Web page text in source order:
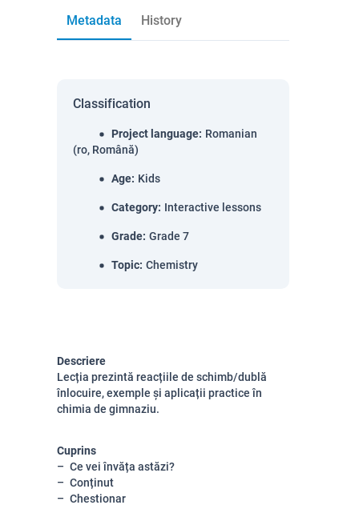
Metadata History
Classification
Project language: Romanian
(ro, Română)
Age: Kids
Category: Interactive lessons
Grade: Grade 7
Topic: Chemistry
Descriere
Lecția prezintă reacțiile de schimb/dublă
înlocuire, exemple și aplicații practice în
chimia de gimnaziu.
Cuprins
Ce vei învăța astăzi?
Conținut
Chestionar